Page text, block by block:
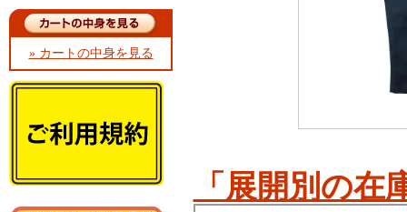
» カートの中身を見る
「展開別の在